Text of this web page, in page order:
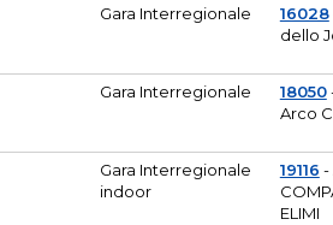
Gara Interregionale 16028
dello
Gara Interregionale 18050
Arco
Gara Interregionale
indoor
19116 -
ELIMI